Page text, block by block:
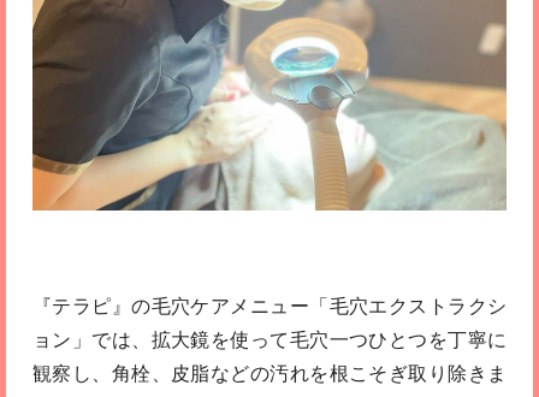
『テラピ』の毛穴ケアメニュー「毛穴エクストラクシ
ョン」では、拡大鏡を使って毛穴一つひとつを丁寧に
観察し、角栓、皮脂などの汚れを根こそぎ取り除きま